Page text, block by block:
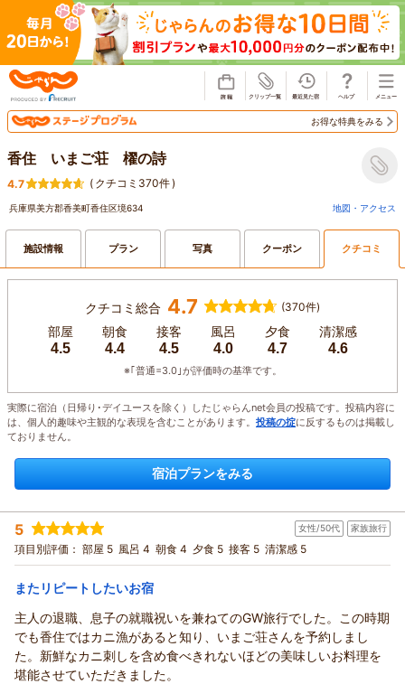
お得な特典をみる
香住 いまご荘 櫂の詩
4.7 ( クチコミ370件)
兵庫県美方郡香美町香住区境634 地図・アクセス
施設情報 プラン 写真 クーポン クチコミ
クチコミ総合 4.7 (370件)
部屋
4.5
朝食
4.4
接客
4.5
風呂
4.0
夕食
4.7
清潔感
4.6
※｢普通=3.0｣が評価時の基準です。
実際に宿泊（日帰り･デイユースを除く）したじゃらんnet会員の投稿です。投稿内容に
は、個人的趣味や主観的な表現を含むことがあります。 投稿の掟に反するものは掲載し
ておりません。
宿泊プランをみる
5 女性/50代 家族旅行
項目別評価： 部屋 5 風呂 4 朝食 4 夕食 5 接客 5 清潔感 5
またリピートしたいお宿
主人の退職、息子の就職祝いを兼ねてのGW旅行でした。この時期
でも香住ではカニ漁があると知り、いまご荘さんを予約しまし
た。新鮮なカニ刺しを含め食べきれないほどの美味しいお料理を
堪能させていただきました。